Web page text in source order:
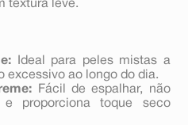
textura leve.
Ideal para peles mistas a
excessivo ao longo do dia.
Fácil de espalhar, não
proporciona toque seco